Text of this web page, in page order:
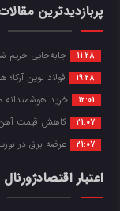
پربازدیدترین
11:28 جابه‌جایی حریم
19:28 فولاد نوین
12:01 خرید هوشمندانه
21:07 کاهش قیمت آهن
21:07 عرضه برق در
اعتبار اقتصادژورنال